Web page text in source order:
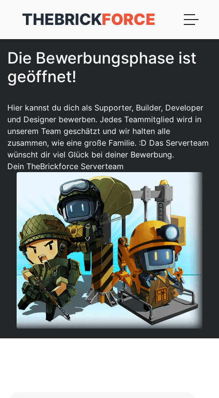
THEBRICKFORCE
Die Bewerbungsphase ist
geöffnet!
Hier kannst du dich als Supporter, Builder, Developer
und Designer bewerben. Jedes Teammitglied wird in
unserem Team geschätzt und wir halten alle
zusammen, wie eine große Familie. :D Das Serverteam
wünscht dir viel Glück bei deiner Bewerbung.
Dein TheBrickforce Serverteam